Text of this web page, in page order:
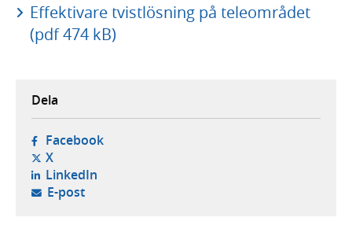
Effektivare tvistlösning på teleområdet
(pdf 474 kB)
Dela
Facebook- öppnas i ny flik, extern webbplats,
X- öppnas i ny flik, extern webbplats,
LinkedIn- öppnas i ny flik, extern webbplats,
E-post- öppnar din e-postklient,